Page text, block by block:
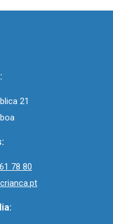
21
78 80